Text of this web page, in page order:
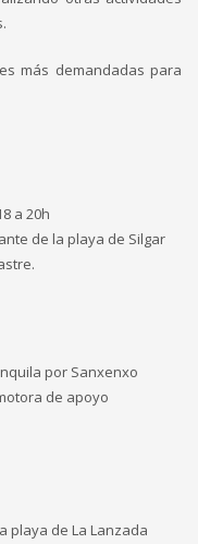
más demandadas para
a 20h
de la playa de Silgar
por Sanxenxo
de apoyo
playa de La Lanzada